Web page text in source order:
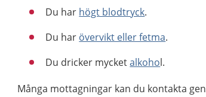
Du har högt blodtryck.
Du har övervikt eller fetma.
Du dricker mycketalkohol.
Många mottagningar kan du kontakta